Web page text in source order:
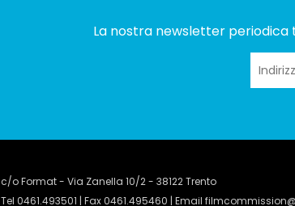
La nostra newsletter periodica
c/o Format - Via Zanella 10/2 - 38122 Trento
Tel 0461.493501 | Fax 0461.495460 | Email